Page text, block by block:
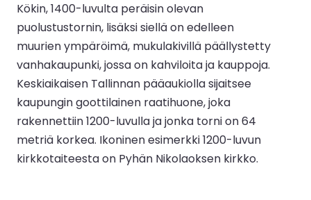
Kökin, 1400-luvulta peräisin olevan
puolustustornin, lisäksi siellä on edelleen
muurien ympäröimä, mukulakivillä päällystetty
vanhakaupunki, jossa on kahviloita ja kauppoja.
Keskiaikaisen Tallinnan pääaukiolla sijaitsee
kaupungin goottilainen raatihuone, joka
rakennettiin 1200-luvulla ja jonka torni on 64
metriä korkea. Ikoninen esimerkki 1200-luvun
kirkkotaiteesta on Pyhän Nikolaoksen kirkko.